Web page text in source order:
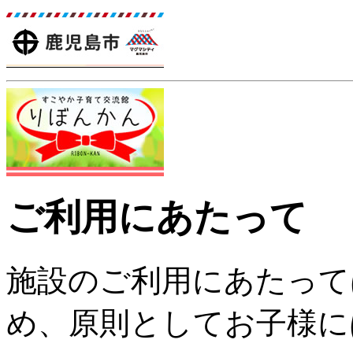
ご利用にあたって
施設のご利用にあたっ
め、原則としてお子様